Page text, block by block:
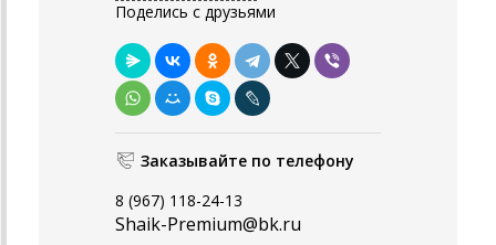
Поделись с друзьями
Заказывайте по телефону
8 (967) 118-24-13
Shaik-Premium@bk.ru